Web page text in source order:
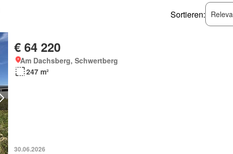
Sortieren:
€ 64 220
Am Dachsberg, Schwertberg
247 m²
30.06.2026